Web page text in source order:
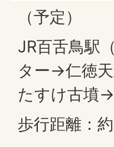
（予定）
JR百舌鳥駅
ター→仁徳
たすけ古墳
歩行距離：